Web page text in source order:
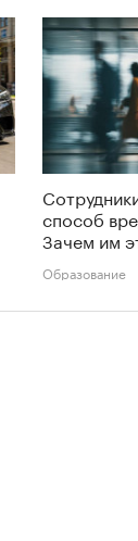
способ
Зачем им
Образование